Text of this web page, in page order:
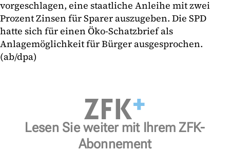
vorgeschlagen, eine staatliche Anleihe mit zwei
Prozent Zinsen für Sparer auszugeben. Die SPD
hatte sich für einen Öko-Schatzbrief als
Anlagemöglichkeit für Bürger ausgesprochen.
(ab/dpa)
Lesen Sie weiter mit Ihrem ZFK-
Abonnement